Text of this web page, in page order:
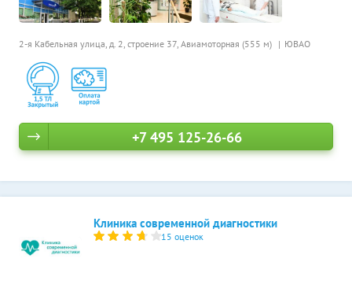
2-я Кабельная улица, д. 2, строение 37, Авиамоторная (555 м) ЮВАО
+7 495 125-26-66
Клиника современной диагностики
15 оценок